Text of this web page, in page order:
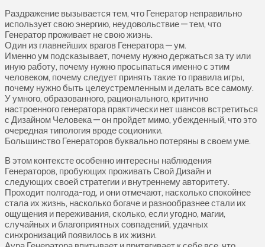
Раздражение вызывается тем, что Генератор неправильно
использует свою энергию, неудовольствие — тем, что
Генератор проживает не свою жизнь.
Один из главнейших врагов Генератора — ум.
Именно ум подсказывает, почему нужно держаться за ту или
иную работу, почему нужно просыпаться именно с этим
человеком, почему следует принять такие то правила игры,
почему нужно быть целеустремленным и делать все самому.
У умного, образованного, рационального, критично
настроенного генератора практически нет шансов встретиться
с Дизайном Человека — он пройдет мимо, убежденный, что это
очередная типология вроде соционики.
Большинство Генераторов буквально потеряны в своем уме.
В этом контексте особенно интересны наблюдения
Генераторов, пробующих проживать Свой Дизайн и
следующих своей стратегии и внутреннему авторитету.
Проходит полгода-год, и они отмечают, насколько спокойнее
стала их жизнь, насколько богаче и разнообразнее стали их
ощущения и переживания, сколько, если угодно, магии,
случайных и благоприятных совпадений, удачных
синхронизаций появилось в их жизни.